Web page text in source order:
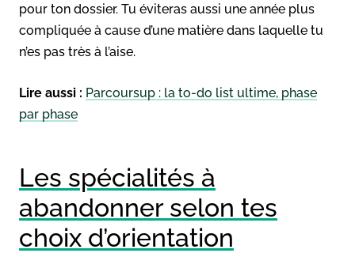
pour ton dossier. Tu éviteras aussi une année plus
compliquée à cause d’une matière dans laquelle tu
n’es pas très à l’aise.
Lire aussi : Parcoursup : la to-do list ultime, phase
par phase
Les spécialités à
abandonner selon tes
choix d’orientation